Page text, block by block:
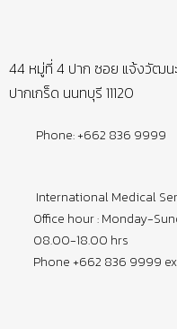
44 หมู่ที่ 4 ปาก ซอย แจ้งวัฒน
ปากเกร็ด นนทบุรี 11120
Phone: +662 836 9999
International Medical
Office hour : Monday-
08.00-18.00 hrs
Phone +662 836 9999